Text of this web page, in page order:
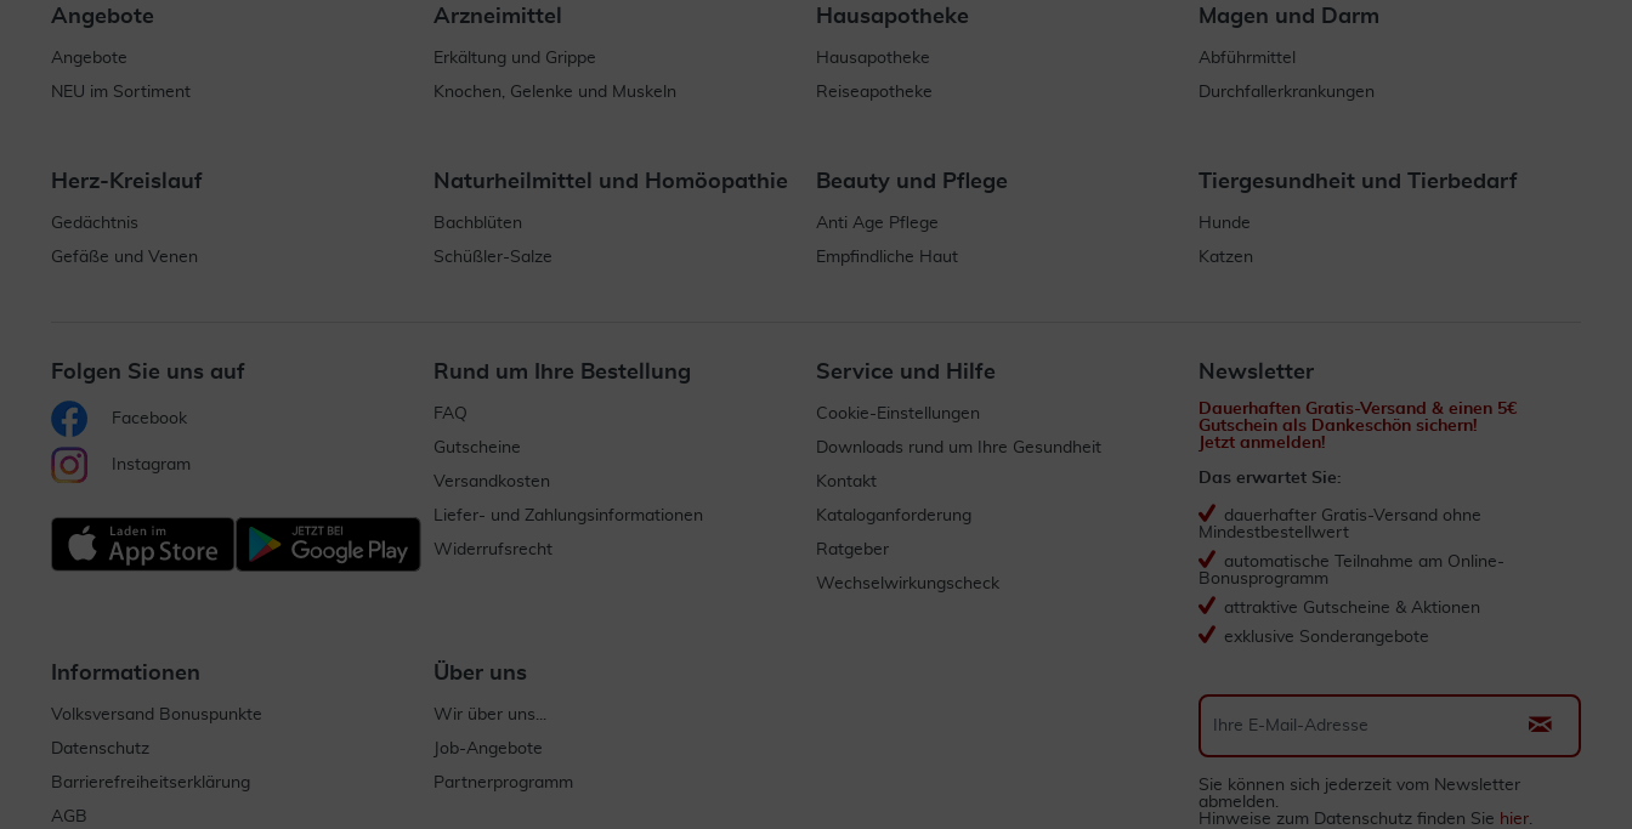
Angebote
Angebote
NEU im Sortiment
Arzneimittel
Erkältung und Grippe
Knochen, Gelenke und Muskeln
Hausapotheke
Hausapotheke
Reiseapotheke
Magen und Darm
Abführmittel
Durchfallerkrankungen
Herz-Kreislauf
Gedächtnis
Gefäße und Venen
Naturheilmittel und Homöopathie
Bachblüten
Schüßler-Salze
Beauty und Pflege
Anti Age Pflege
Empfindliche Haut
Tiergesundheit und Tierbedarf
Hunde
Katzen
Folgen Sie uns auf
Facebook
Instagram
Rund um Ihre Bestellung
FAQ
Gutscheine
Versandkosten
Liefer- und Zahlungsinformationen
Widerrufsrecht
Service und Hilfe
Cookie-Einstellungen
Downloads rund um Ihre Gesundheit
Kontakt
Kataloganforderung
Ratgeber
Wechselwirkungscheck
Informationen
Volksversand Bonuspunkte
Datenschutz
Barrierefreiheitserklärung
AGB
Über uns
Wir über uns...
Job-Angebote
Partnerprogramm
Newsletter
Dauerhaften Gratis-Versand & einen 5€
Gutschein als Dankeschön sichern!
Jetzt anmelden!
Das erwartet Sie:
dauerhafter Gratis-Versand ohne
Mindestbestellwert
automatische Teilnahme am Online-
Bonusprogramm
attraktive Gutscheine & Aktionen
exklusive Sonderangebote
Sie können sich jederzeit vom Newsletter
abmelden.
Hinweise zum Datenschutz finden Sie hier.